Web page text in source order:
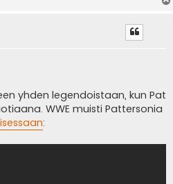
yhden legendoistaan, kun Pat
WWE muisti Pattersonia
: